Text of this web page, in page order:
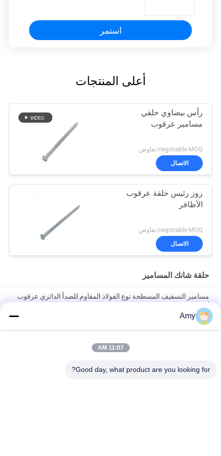
استمر
أعلى المنتجات
رأس بيضاوي حلقي
مسامير عرقوب
negotiable MOQ:تفاوض
الاتصال
روز رئيس حلقة عرقوب
الأظافر
negotiable MOQ:تفاوض
الاتصال
حلقة شانك المسامير
مسامير التسقيف المسطحة نوع الفولاذ المقاوم للصدأ الدائري عرقوب
لمشروع خشبي
جلت رئيس مصقول الفولاذ المقاوم للصدأ حلقة حلقي مسامير عرقوب
للأخشاب
Amy
11:07 AM
Good day, what product are you looking for?